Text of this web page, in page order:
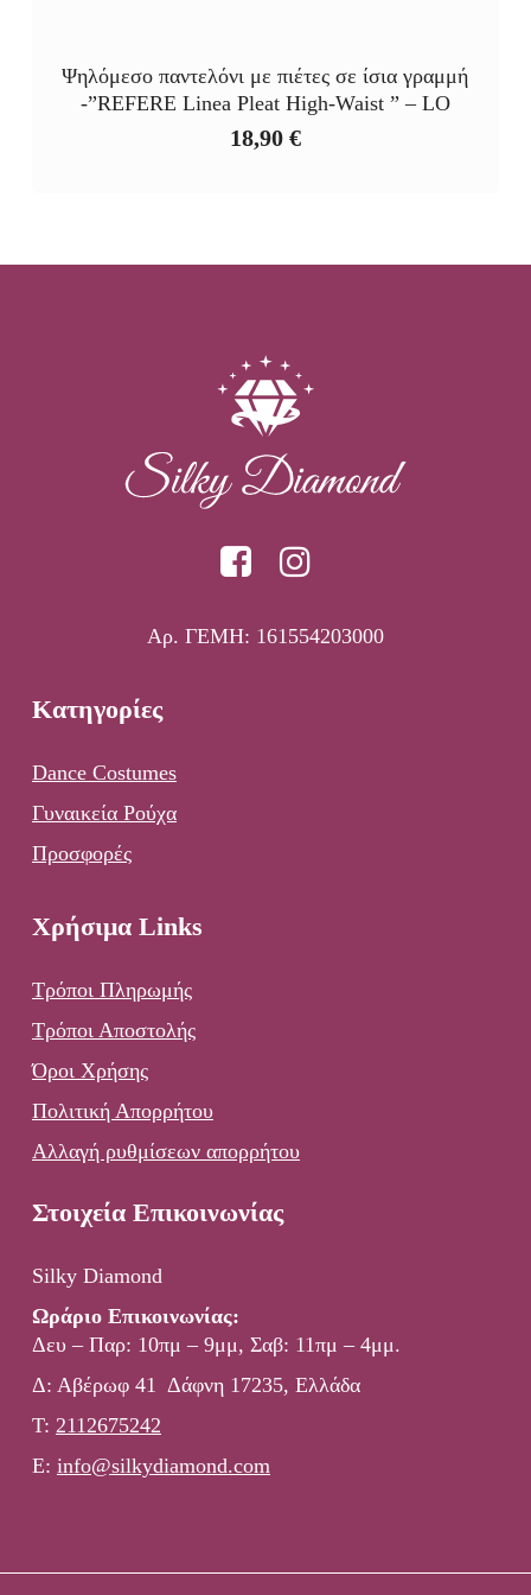
Ψηλόμεσο παντελόνι με πιέτες σε ίσια γραμμή
-”REFERE Linea Pleat High‑Waist ” – LO
18,90 €
Αρ. ΓΕΜΗ: 161554203000
Κατηγορίες
Dance Costumes
Γυναικεία Ρούχα
Προσφορές
Χρήσιμα Links
Τρόποι Πληρωμής
Τρόποι Αποστολής
Όροι Χρήσης
Πολιτική Απορρήτου
Αλλαγή ρυθμίσεων απορρήτου
Στοιχεία Επικοινωνίας
Silky Diamond
Ωράριο Επικοινωνίας:
Δευ – Παρ: 10πμ – 9μμ, Σαβ: 11πμ – 4μμ.
Δ: Αβέρωφ 41 Δάφνη 17235, Ελλάδα
Τ: 2112675242
E: info@silkydiamond.com